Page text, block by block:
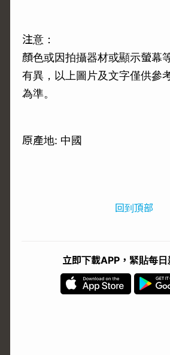
注意：
顏色或因拍攝器材或顯示螢幕
有異，以上圖片及文字僅供參
為準。
原產地: 中國
回到頂部
立即下載APP，緊貼每